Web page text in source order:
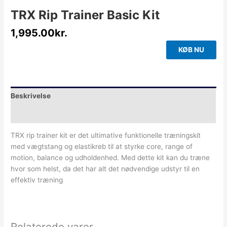
TRX Rip Trainer Basic Kit
1,995.00kr.
KØB NU
Beskrivelse
TRX rip trainer kit er det ultimative funktionelle træningskit
med vægtstang og elastikreb til at styrke core, range of
motion, balance og udholdenhed. Med dette kit kan du træne
hvor som helst, da det har alt det nødvendige udstyr til en
effektiv træning